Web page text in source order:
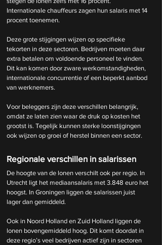
Internationale chauffeurs zagen hun salaris met 14
procent toenemen.
Deze grote stijgingen wijzen op specifieke
tekorten in deze sectoren. Bedrijven moeten daar
extra betalen om voldoende personeel te vinden.
Dit kan komen door zware werkomstandigheden,
internationale concurrentie of een beperkt aanbod
van werknemers.
Voor beleggers zijn deze verschillen belangrijk,
omdat ze laten zien waar de druk op kosten het
grootst is. Tegelijk kunnen sterke loonstijgingen
ook wijzen op groei of herstel binnen een sector.
Regionale verschillen in salarissen
De hoogte van de lonen verschilt ook per regio. In
Utrecht ligt het mediaansalaris met 3.848 euro het
hoogst. In Groningen liggen de salarissen juist
lager dan gemiddeld.
Ook in Noord Holland en Zuid Holland liggen de
lonen bovengemiddeld hoog. Dit komt doordat in
deze regio’s veel bedrijven actief zijn in sectoren